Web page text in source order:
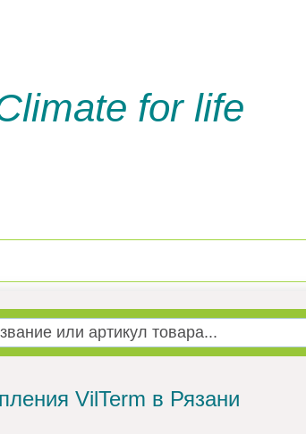
for life
VilTerm в Рязани